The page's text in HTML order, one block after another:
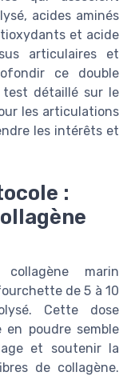
acides aminés
et acide
articulaires et
ce double
détaillé sur le
les articulations
les intérêts et
:
marin
de 5 à 10
Cette dose
en poudre semble
et soutenir la
de collagène.